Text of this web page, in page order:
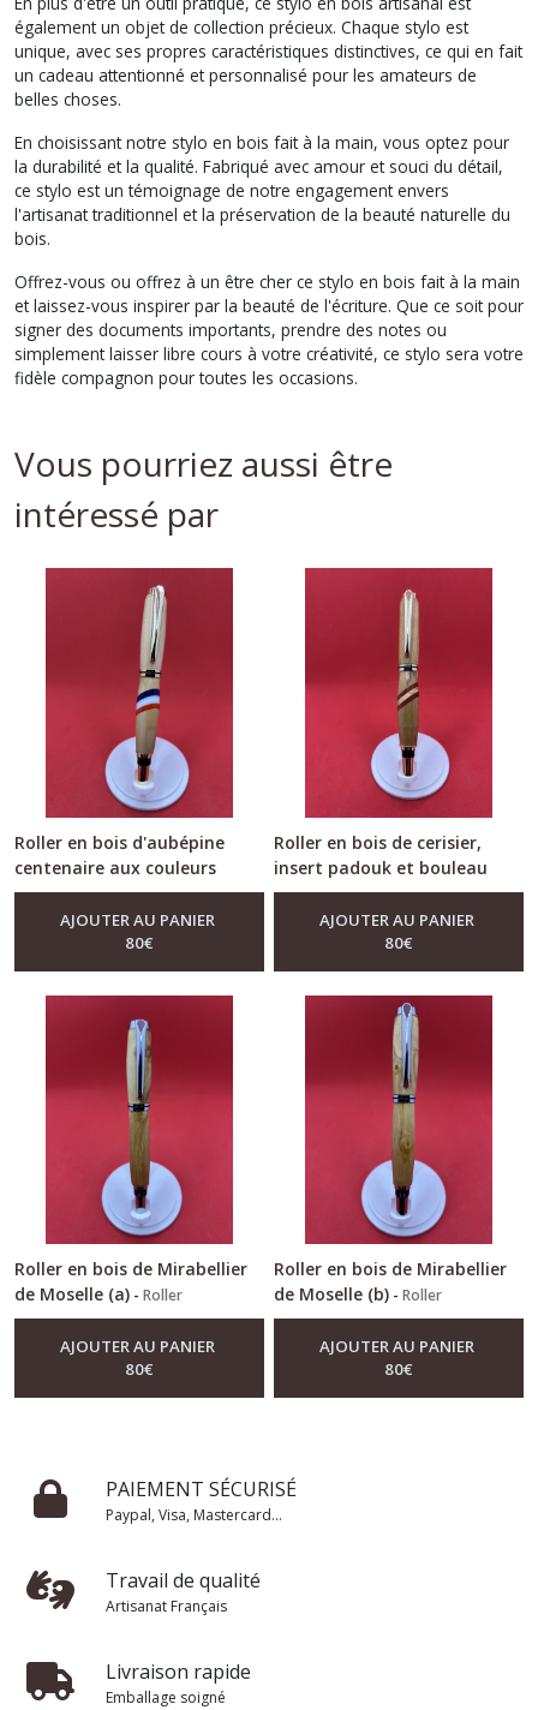
également un objet de collection précieux. Chaque stylo est
unique, avec ses propres caractéristiques distinctives, ce qui en fait
un cadeau attentionné et personnalisé pour les amateurs de
belles choses.
En choisissant notre stylo en bois fait à la main, vous optez pour
la durabilité et la qualité. Fabriqué avec amour et souci du détail,
ce stylo est un témoignage de notre engagement envers
l'artisanat traditionnel et la préservation de la beauté naturelle du
bois.
Offrez-vous ou offrez à un être cher ce stylo en bois fait à la main
et laissez-vous inspirer par la beauté de l'écriture. Que ce soit pour
signer des documents importants, prendre des notes ou
simplement laisser libre cours à votre créativité, ce stylo sera votre
fidèle compagnon pour toutes les occasions.
Vous pourriez aussi être
intéressé par
Roller en bois d'aubépine
centenaire aux couleurs
nationale (B)-Roller
AJOUTER AU PANIER
80€
Roller en bois de cerisier,
insert padouk et bouleau
madré-Roller
AJOUTER AU PANIER
80€
Roller en bois de Mirabellier
de Moselle (a) - Roller
AJOUTER AU PANIER
80€
Roller en bois de Mirabellier
de Moselle (b) -Roller
AJOUTER AU PANIER
80€
PAIEMENT SÉCURISÉ
Paypal, Visa, Mastercard...
Travail de qualité
Artisanat Français
Livraison rapide
Emballage soigné